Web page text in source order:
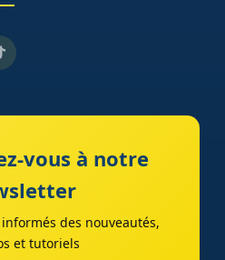
vous à notre
des nouveautés,
et tutoriels